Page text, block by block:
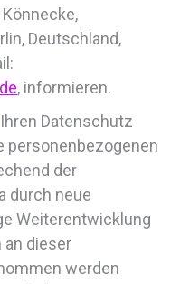
Deutschland,
, informieren.
Datenschutz
personenbezogenen
der
durch neue
Weiterentwicklung
an dieser
werden